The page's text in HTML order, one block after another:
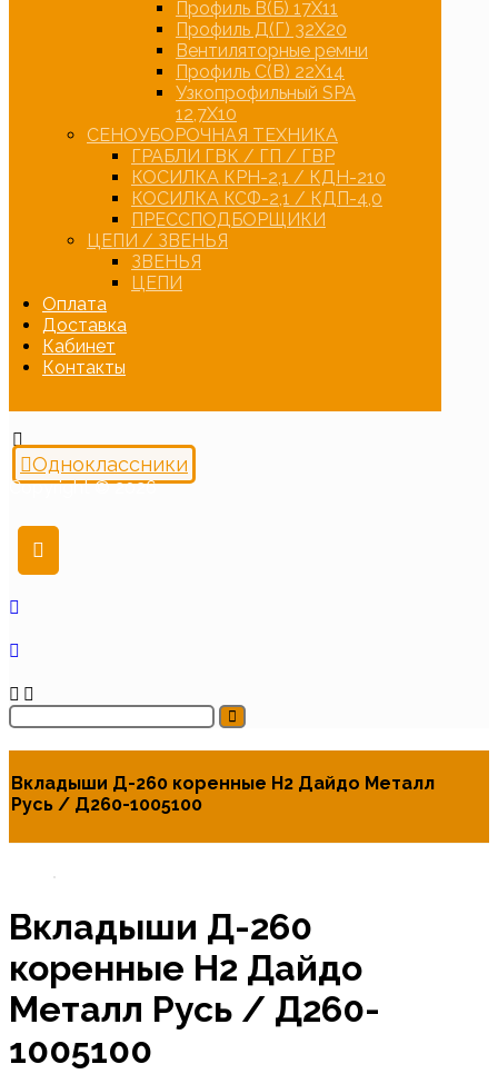
Профиль В(Б) 17Х11
Профиль Д(Г) 32Х20
Вентиляторные ремни
Профиль С(В) 22Х14
Узкопрофильный SPA
12,7Х10
СЕНОУБОРОЧНАЯ ТЕХНИКА
ГРАБЛИ ГВК / ГП / ГВР
КОСИЛКА КРН-2,1 / КДН-210
КОСИЛКА КСФ-2,1 / КДП-4,0
ПРЕССПОДБОРЩИКИ
ЦЕПИ / ЗВЕНЬЯ
ЗВЕНЬЯ
ЦЕПИ
Оплата
Доставка
Кабинет
Контакты
Одноклассники
Copyright © 2026
Вкладыши Д-260 коренные Н2 Дайдо Металл
Русь / Д260-1005100
Вкладыши Д-260
коренные Н2 Дайдо
Металл Русь / Д260-
1005100